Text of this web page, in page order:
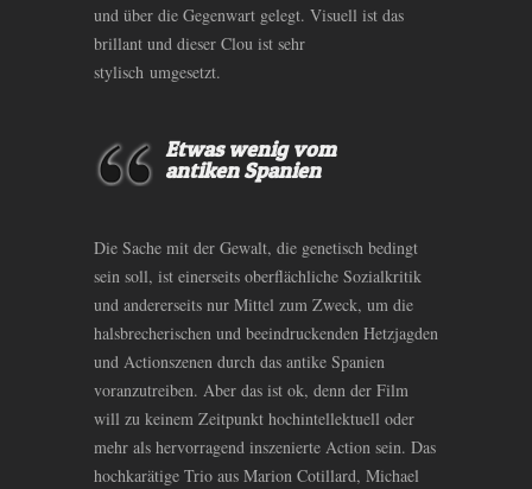
und über die Gegenwart gelegt. Visuell ist das
brillant und dieser Clou ist sehr
stylisch umgesetzt.
Etwas wenig vom
antiken Spanien
Die Sache mit der Gewalt, die genetisch bedingt
sein soll, ist einerseits oberflächliche Sozialkritik
und andererseits nur Mittel zum Zweck, um die
halsbrecherischen und beeindruckenden Hetzjagden
und Actionszenen durch das antike Spanien
voranzutreiben. Aber das ist ok, denn der Film
will zu keinem Zeitpunkt hochintellektuell oder
mehr als hervorragend inszenierte Action sein. Das
hochkarätige Trio aus Marion Cotillard, Michael